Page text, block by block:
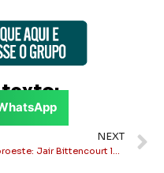
NEXT
Noroeste: Jair Bittencourt lança programa para mitigar efeitos da estiagem na região